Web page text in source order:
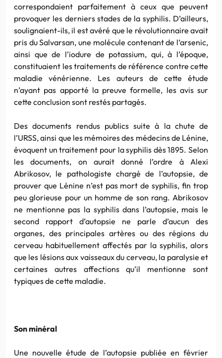
correspondaient parfaitement à ceux que peuvent
provoquer les derniers stades de la syphilis. D’ailleurs,
soulignaient-ils, il est avéré que le révolutionnaire avait
pris duSalvarsan, une molécule contenant de l’arsenic,
ainsi que de l’iodure de potassium, qui, à l’époque,
constituaient les traitements de référence contre cette
maladie vénérienne. Les auteurs de cette étude
n’ayant pas apporté la preuve formelle, les avis sur
cette conclusion sont restés partagés.
Des documents rendus publics suite à la chute de
l’URSS, ainsi que les mémoires des médecins de Lénine,
évoquent un traitement pour la syphilis dès 1895. Selon
les documents, on aurait donné l’ordre à Alexi
Abrikosov, le pathologiste chargé de l’autopsie, de
prouver que Lénine n’est pas mort de syphilis, fin trop
peu glorieuse pour un homme de son rang. Abrikosov
ne mentionne pas la syphilis dans l’autopsie, mais le
second rapport d’autopsie ne parle d’aucun des
organes, des principales artères ou des régions du
cerveau habituellement affectés par la syphilis, alors
que les lésions aux vaisseaux du cerveau, la paralysie et
certaines autres affections qu’il mentionne sont
typiques de cette maladie.
Son minéral
Une nouvelle étude de l’autopsie publiée en février